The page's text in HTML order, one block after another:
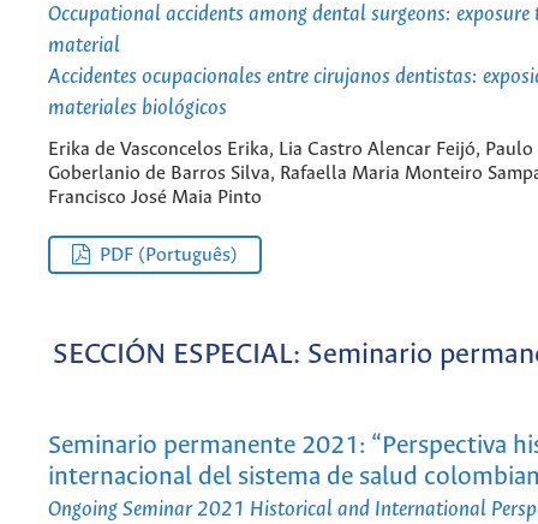
Occupational accidents among dental surgeons:
material
Accidentes ocupacionales entre cirujanos dentistas:
materiales biológicos
Erika de Vasconcelos Erika, Lia Castro Alencar Feijó, Paulo
Goberlanio de Barros Silva, Rafaella Maria Monteiro
Francisco José Maia Pinto
PDF (Português)
SECCIÓN ESPECIAL: Seminario
Seminario permanente 2021: “Perspectiva
internacional del sistema de salud
Ongoing Seminar 2021 Historical and International